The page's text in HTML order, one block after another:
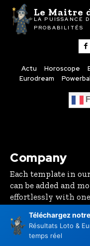
Le Maitre
LA PUISSANCE
PROBABILITÉS
Actu Horoscope
Eurodream
Company
Each template in
can be added and
effortlessly with
Mentions Légales
Règles de
Téléchargez
Résultats Loto &
temps réel